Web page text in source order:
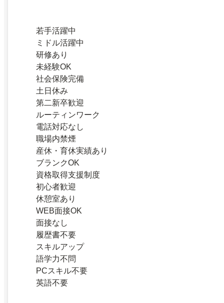
若手活躍中
ミドル活躍中
研修あり
未経験OK
社会保険完備
土日休み
第二新卒歓迎
ルーティンワーク
電話対応なし
職場内禁煙
産休・育休実績あり
ブランクOK
資格取得支援制度
初心者歓迎
休憩室あり
WEB面接OK
面接なし
履歴書不要
スキルアップ
語学力不問
PCスキル不要
英語不要